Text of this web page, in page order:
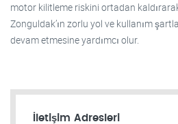
motor kilitleme riskini ortadan
Zonguldak’ın zorlu yol ve kullanım
devam etmesine yardımcı olur.
İletişim Adresleri